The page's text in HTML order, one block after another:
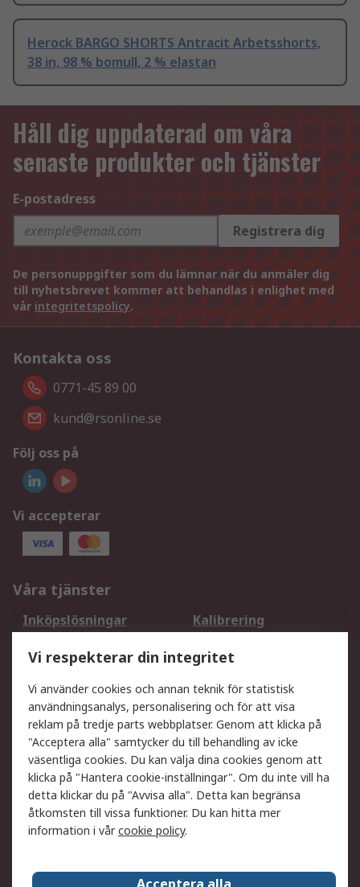
Herock BARGO SHORTS Antracit Arbetsshorts,
38 in, 98 % bomull, 2 % elastan
Håll dig uppdaterad om våra
senaste produkter och tjänster
E-postadress
Registrera dig
De personuppgifter som du lämnar när du anmäler dig
till nyhetsbrevet kommer att behandlas i enlighet med
vår integritetspolicy.
Kontakta oss
0771-45 89 00
kund@rsonline.se
Följ oss på
Vi accepterar
Våra tjänster
Inköpslösningar
Kalibrering
DesignSpark
Teknisk Support
Ditt lokala säljteam
Exportlösningar
Support
Få hjälp
Retur av varor
Leverans
Spåra din order
Begär en fakturakopi
Fördelar med RS-konto
Betalningsalternativ
Vi respekterar din integritet
Vi använder cookies och annan teknik för statistisk
användningsanalys, personalisering och för att visa
reklam på tredje parts webbplatser. Genom att klicka på
"Acceptera alla" samtycker du till behandling av icke
väsentliga cookies. Du kan välja dina cookies genom att
klicka på "Hantera cookie-inställningar". Om du inte vill ha
detta klickar du på "Avvisa alla". Detta kan begränsa
åtkomsten till vissa funktioner. Du kan hitta mer
information i vårcookie policy.